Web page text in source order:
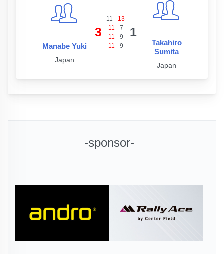
Manabe Yuki
Japan
3
11 - 13
11 - 7
11 - 9
11 - 9
1
Takahiro
Sumita
Japan
-sponsor-